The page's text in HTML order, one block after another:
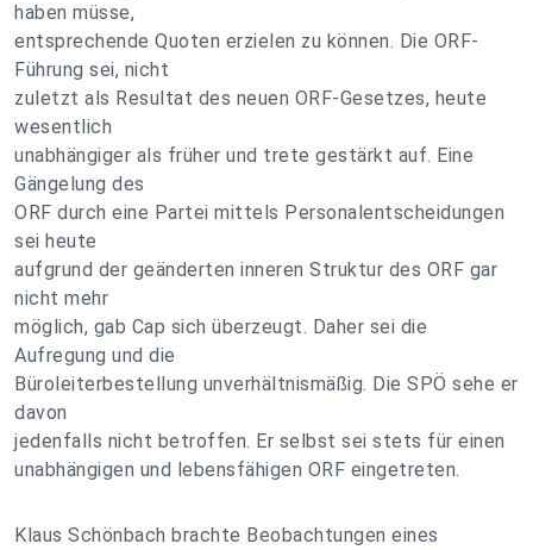
haben müsse,
entsprechende Quoten erzielen zu können. Die ORF-
Führung sei, nicht
zuletzt als Resultat des neuen ORF-Gesetzes, heute
wesentlich
unabhängiger als früher und trete gestärkt auf. Eine
Gängelung des
ORF durch eine Partei mittels Personalentscheidungen
sei heute
aufgrund der geänderten inneren Struktur des ORF gar
nicht mehr
möglich, gab Cap sich überzeugt. Daher sei die
Aufregung und die
Büroleiterbestellung unverhältnismäßig. Die SPÖ sehe er
davon
jedenfalls nicht betroffen. Er selbst sei stets für einen
unabhängigen und lebensfähigen ORF eingetreten.
Klaus Schönbach brachte Beobachtungen eines